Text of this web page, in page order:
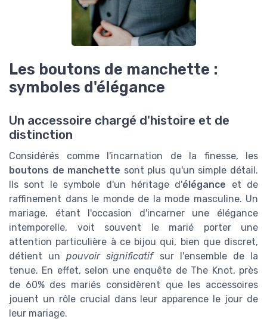
Les boutons de manchette :
symboles d'élégance
Un accessoire chargé d'histoire et de
distinction
Considérés comme l'incarnation de la finesse, les
boutons de manchette sont plus qu'un simple détail.
Ils sont le symbole d'un héritage d'élégance et de
raffinement dans le monde de la mode masculine. Un
mariage, étant l'occasion d'incarner une élégance
intemporelle, voit souvent le marié porter une
attention particulière à ce bijou qui, bien que discret,
détient unpouvoir significatifsur l'ensemble de la
tenue. En effet, selon une enquête de The Knot, près
de 60% des mariés considèrent que les accessoires
jouent un rôle crucial dans leur apparence le jour de
leur mariage.